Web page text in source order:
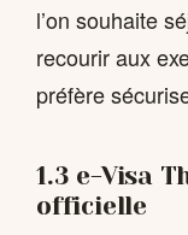
l’on souhaite
recourir aux
préfère
1.3 e-Visa
officielle